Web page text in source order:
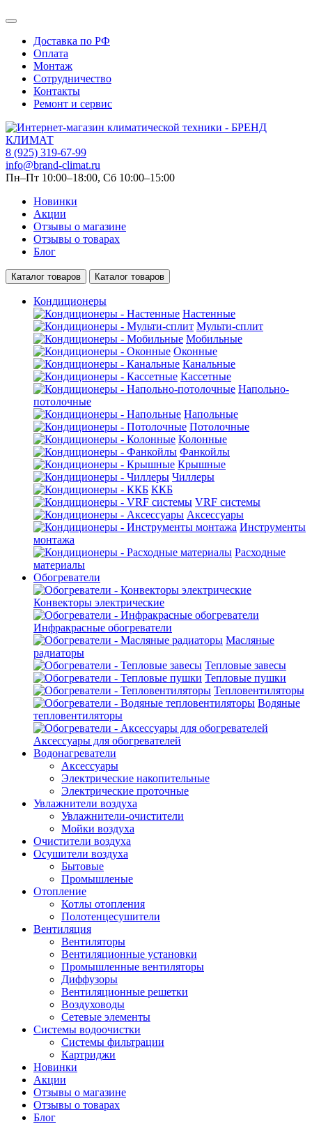
Доставка по РФ
Оплата
Монтаж
Сотрудничество
Контакты
Ремонт и сервис
8 (925) 319-67-99
info@brand-climat.ru
Пн–Пт 10:00–18:00, Сб 10:00–15:00
Новинки
Акции
Отзывы о магазине
Отзывы о товарах
Блог
Каталог товаров Каталог товаров
Кондиционеры
Настенные
Мульти-сплит
Мобильные
Оконные
Канальные
Кассетные
Напольно-
потолочные
Напольные
Потолочные
Колонные
Фанкойлы
Крышные
Чиллеры
ККБ
VRF системы
Аксессуары
Инструменты
монтажа
Расходные
материалы
Обогреватели
Конвекторы электрические
Инфракрасные обогреватели
Масляные
радиаторы
Тепловые завесы
Тепловые пушки
Тепловентиляторы
Водяные
тепловентиляторы
Аксессуары для обогревателей
Водонагреватели
Аксессуары
Электрические накопительные
Электрические проточные
Увлажнители воздуха
Увлажнители-очистители
Мойки воздуха
Очистители воздуха
Осушители воздуха
Бытовые
Промышленые
Отопление
Котлы отопления
Полотенцесушители
Вентиляция
Вентиляторы
Вентиляционные установки
Промышленные вентиляторы
Диффузоры
Вентиляционные решетки
Воздуховоды
Сетевые элементы
Системы водоочистки
Системы фильтрации
Картриджи
Новинки
Акции
Отзывы о магазине
Отзывы о товарах
Блог